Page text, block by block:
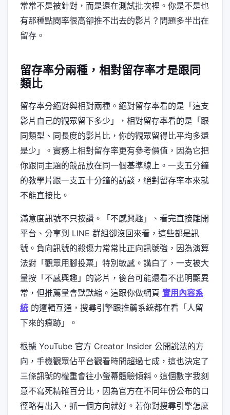
常常不是被針對，而是還在測試批次裡。你是不是也
有那種點閱率很高卻推不出去的影片？問題多半出在
留存。
留存率分兩種，相對留存率才是跟同
類比
留存率分絕對與相對兩種。絕對留存率看的是「這支
影片自己的觀眾留下多少」，相對留存率看的是「跟
同類型、同長度的影片比，你的觀眾留得比平均多還
是少」。實務上相對留存率更有參考價值，因為它把
你跟同主題的競品放在同一個基準線上。一支五分鐘
的教學片跟一支五十分鐘的訪談，絕對留存率本來就
不能直接比。
滿意度訊號不只按讚。「不感興趣」、看完直接離開
平台、分享到 LINE 群組卻沒回來看，這些都是訊
號。負向訊號的殺傷力常常比正向訊號強，因為演算
法對「觀眾用腳投票」特別敏感。講白了，一支被大
量按「不感興趣」的影片，後台可能還看不出明顯異
常，但推薦量會默默縮。這跟你做網頁 實用內容系
統 的邏輯互通，搜尋引擎跟推薦系統都在看「人留
下來的痕跡」。
根據 YouTube 官方 Creator Insider 公開說法的方
向，手機觀眾佔平台觀看時間超過七成，這也決定了
三條訊號的權重會往小螢幕體驗傾斜。這個數字我刻
意不寫死精確百分比，因為官方在不同年份公布的口
徑略有出入，抓一個方向就好。若你對搜尋引擎怎麼